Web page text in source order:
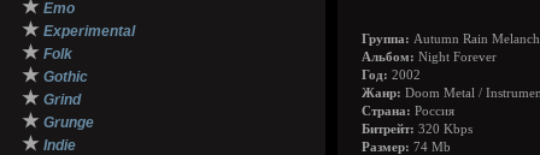
★ Emo
★ Experimental
★ Folk
★ Gothic
★ Grind
★ Grunge
★ Indie
Группа: Autumn Rain
Альбом: Night Forever
Год: 2002
Жанр: Doom Metal /
Страна: Россия
Битрейт: 320 Kbps
Размер: 74 Mb